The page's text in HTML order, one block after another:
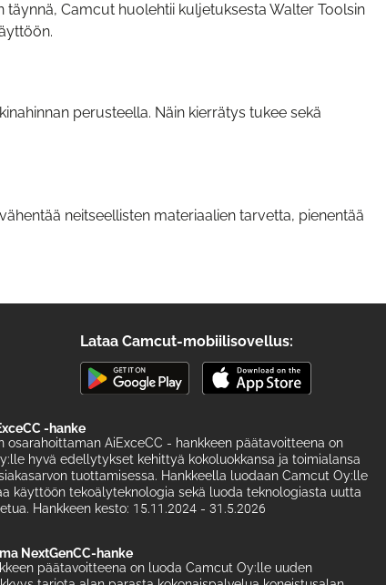
Camcut huolehtii kuljetuksesta Walter Toolsin
perusteella. Näin kierrätys tukee sekä
neitseellisten materiaalien tarvetta, pienentää
Lataa Camcut-mobiilisovellus:
-hanke
osarahoittaman AiExceCC - hankkeen päätavoitteena on
hyvä edellytykset kehittyä kokoluokkansa ja toimialansa
tuottamisessa. Hankkeella luodaan Camcut Oy:lle
käyttöön tekoälyteknologia sekä luoda teknologiasta uutta
Hankkeen kesto: 15.11.2024 - 31.5.2026
NextGenCC-hanke
päätavoitteena on luoda Camcut Oy:lle uuden